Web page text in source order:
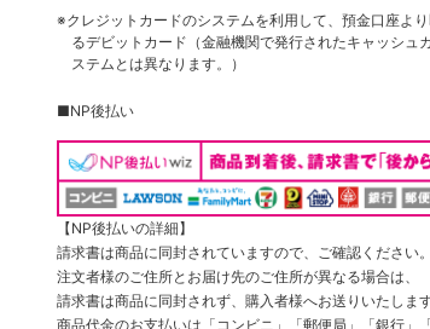
※クレジットカードのシステムを利用して、預金口座よ
るデビットカード（金融機関で発行されたキャッシュ
ステムとは異なります。）
■NP後払い
【NP後払いの詳細】
請求書は商品に同封されていますので、ご確認ください。
注文者様のご住所とお届け先のご住所が異なる場合は、
請求書は商品に同封されず、購入者様へお送りいたします
商品代金のお支払いは「コンビニ」「郵便局」「銀行」